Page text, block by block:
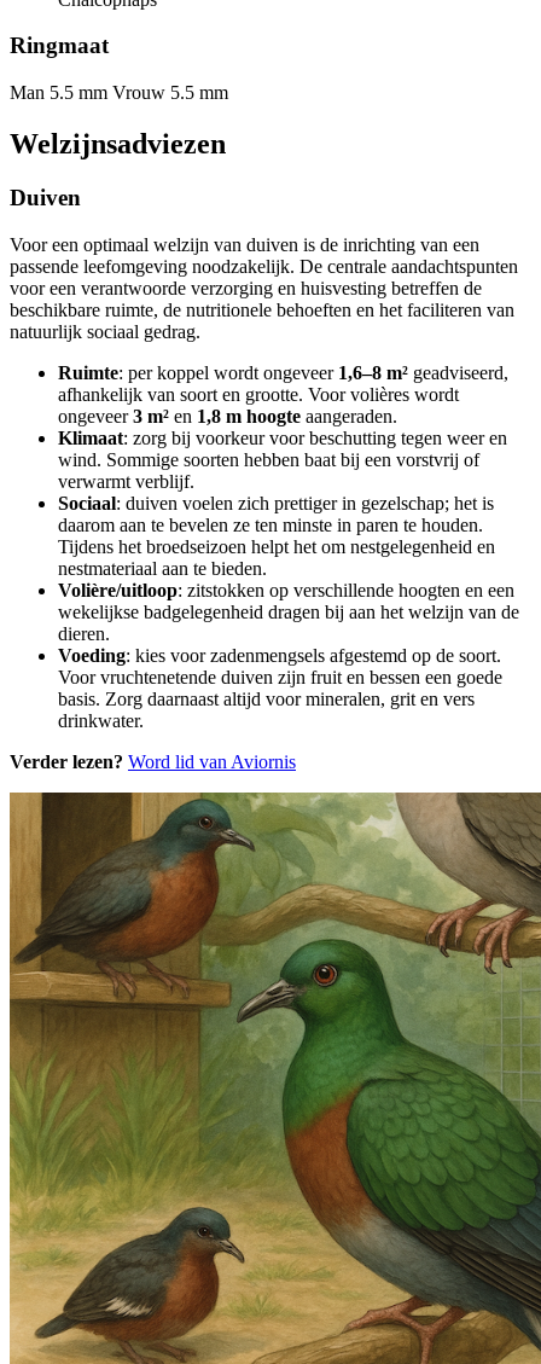
Ringmaat
Man 5.5 mm Vrouw 5.5 mm
Welzijnsadviezen
Duiven
Voor een optimaal welzijn van duiven is de inrichting van een
passende leefomgeving noodzakelijk. De centrale aandachtspunten
voor een verantwoorde verzorging en huisvesting betreffen de
beschikbare ruimte, de nutritionele behoeften en het faciliteren van
natuurlijk sociaal gedrag.
Ruimte: per koppel wordt ongeveer 1,6–8 m² geadviseerd,
afhankelijk van soort en grootte. Voor volières wordt
ongeveer3 m² en 1,8 m hoogte aangeraden.
Klimaat: zorg bij voorkeur voor beschutting tegen weer en
wind. Sommige soorten hebben baat bij een vorstvrij of
verwarmt verblijf.
Sociaal: duiven voelen zich prettiger in gezelschap; het is
daarom aan te bevelen ze ten minste in paren te houden.
Tijdens het broedseizoen helpt het om nestgelegenheid en
nestmateriaal aan te bieden.
Volière/uitloop: zitstokken op verschillende hoogten en een
wekelijkse badgelegenheid dragen bij aan het welzijn van de
dieren.
Voeding: kies voor zadenmengsels afgestemd op de soort.
Voor vruchtenetende duiven zijn fruit en bessen een goede
basis. Zorg daarnaast altijd voor mineralen, grit en vers
drinkwater.
Verder lezen? Word lid van Aviornis